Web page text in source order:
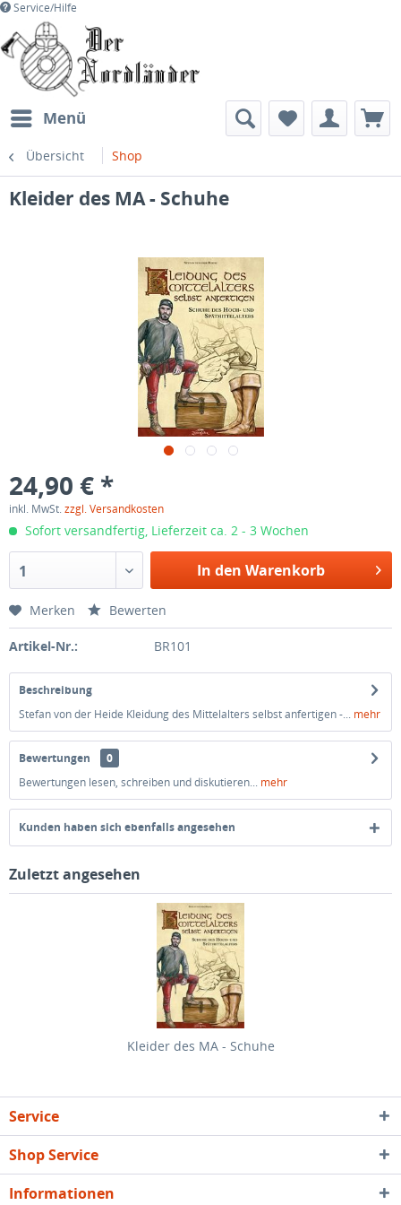
Service/Hilfe
Menü
Übersicht Shop
Kleider des MA - Schuhe
24,90 € *
inkl. MwSt.zzgl. Versandkosten
Sofort versandfertig, Lieferzeit ca. 2 - 3 Wochen
1 In den Warenkorb
Merken Bewerten
Artikel-Nr.: BR101
Beschreibung
Stefan von der Heide Kleidung des Mittelalters selbst anfertigen -... mehr
Bewertungen
0
Bewertungen lesen, schreiben und diskutieren... mehr
Kunden haben sich ebenfalls angesehen
Zuletzt angesehen
Kleider des MA - Schuhe
Service
Shop Service
Informationen